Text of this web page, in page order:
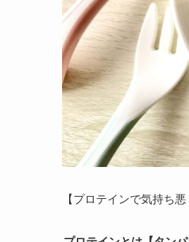
【プロテインで気持ち